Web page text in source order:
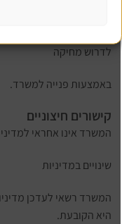
לדרוש מחיקה
באמצעות פנייה למשרד.
קישורים חיצוניים
המשרד אינו אחראי
שינויים במדיניות
המשרד רשאי לעדכן
היא הקובעת.